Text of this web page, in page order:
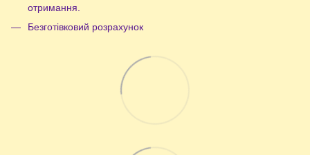
отримання.
Безготівковий розрахунок